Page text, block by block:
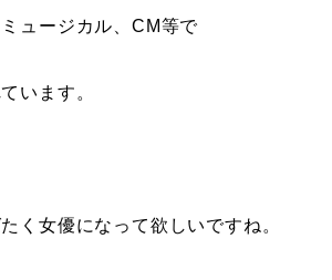
ュージカル、CM等で
います。
く女優になって欲しいですね。